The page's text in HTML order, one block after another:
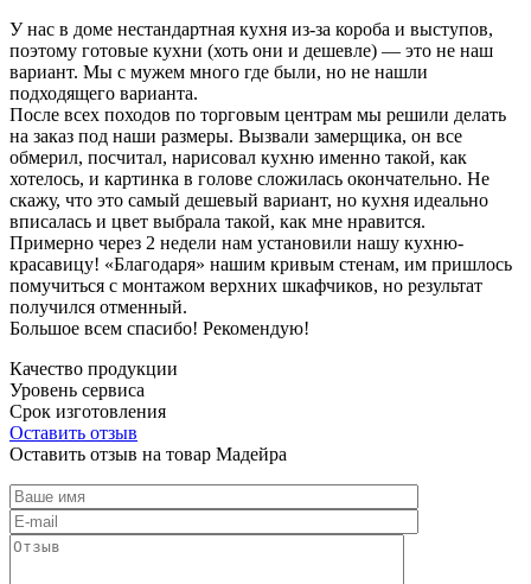
У нас в доме нестандартная кухня из-за короба и выступов,
поэтому готовые кухни (хоть они и дешевле) — это не наш
вариант. Мы с мужем много где были, но не нашли
подходящего варианта.
После всех походов по торговым центрам мы решили делать
на заказ под наши размеры. Вызвали замерщика, он все
обмерил, посчитал, нарисовал кухню именно такой, как
хотелось, и картинка в голове сложилась окончательно. Не
скажу, что это самый дешевый вариант, но кухня идеально
вписалась и цвет выбрала такой, как мне нравится.
Примерно через 2 недели нам установили нашу кухню-
красавицу! «Благодаря» нашим кривым стенам, им пришлось
помучиться с монтажом верхних шкафчиков, но результат
получился отменный.
Большое всем спасибо! Рекомендую!
Качество продукции
Уровень сервиса
Срок изготовления
Оставить отзыв
Оставить отзыв на товар Мадейра